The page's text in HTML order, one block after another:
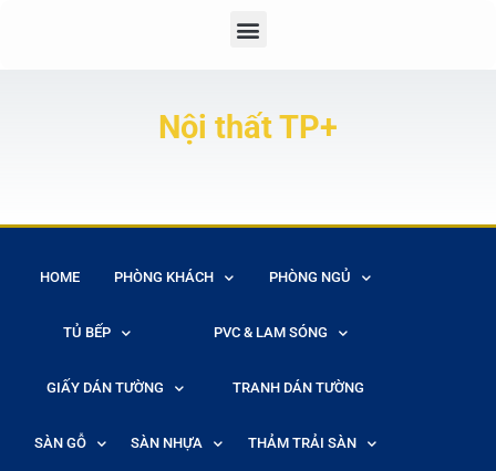
Nội thất TP+
HOME PHÒNG KHÁCH PHÒNG NGỦ
TỦ BẾP PVC & LAM SÓNG
GIẤY DÁN TƯỜNG TRANH DÁN TƯỜNG
SÀN GỖ SÀN NHỰA THẢM TRẢI SÀN